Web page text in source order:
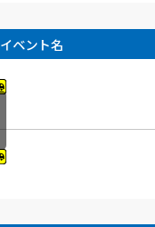
イベント名